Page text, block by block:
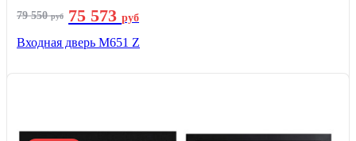
79 550руб 75 573 руб
Входная дверь М651 Z